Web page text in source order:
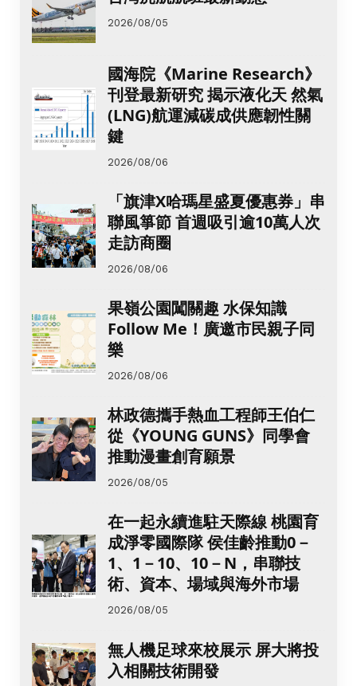
2026/08/05
國海院《Marine Research》
刊登最新研究 揭示液化天 然氣
(LNG)航運減碳成供應韌性關
鍵
2026/08/06
「旗津X哈瑪星盛夏優惠券」串
聯風箏節 首週吸引逾10萬人次
走訪商圈
2026/08/06
果嶺公園闖關趣 水保知識
Follow Me！廣邀市民親子同
樂
2026/08/06
林政德攜手熱血工程師王伯仁
從《YOUNG GUNS》同學會
推動漫畫創育願景
2026/08/05
在一起永續進駐天際線 桃園育
成淨零國際隊 侯佳齡推動0－
1、1－10、10－N，串聯技
術、資本、場域與海外市場
2026/08/05
無人機足球來校展示 屏大將投
入相關技術開發